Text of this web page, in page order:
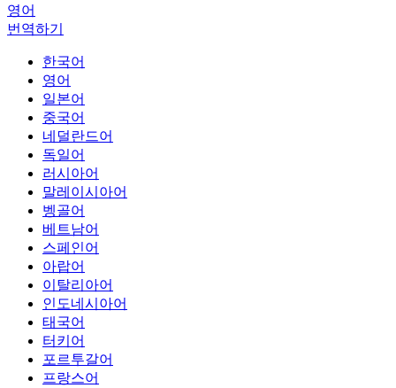
영어
번역하기
한국어
영어
일본어
중국어
네덜란드어
독일어
러시아어
말레이시아어
벵골어
베트남어
스페인어
아랍어
이탈리아어
인도네시아어
태국어
터키어
포르투갈어
프랑스어